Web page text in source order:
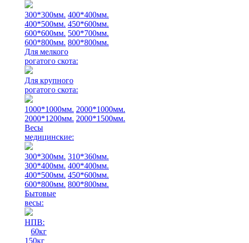
300*300мм. 400*400мм.
400*500мм. 450*600мм.
600*600мм. 500*700мм.
600*800мм. 800*800мм.
Для мелкого
рогатого скота:
Для крупного
рогатого скота:
1000*1000мм. 2000*1000мм.
2000*1200мм. 2000*1500мм.
Весы
медицинские:
300*300мм. 310*360мм.
300*400мм. 400*400мм.
400*500мм. 450*600мм.
600*800мм. 800*800мм.
Бытовые
весы:
НПВ:
60кг
150кг